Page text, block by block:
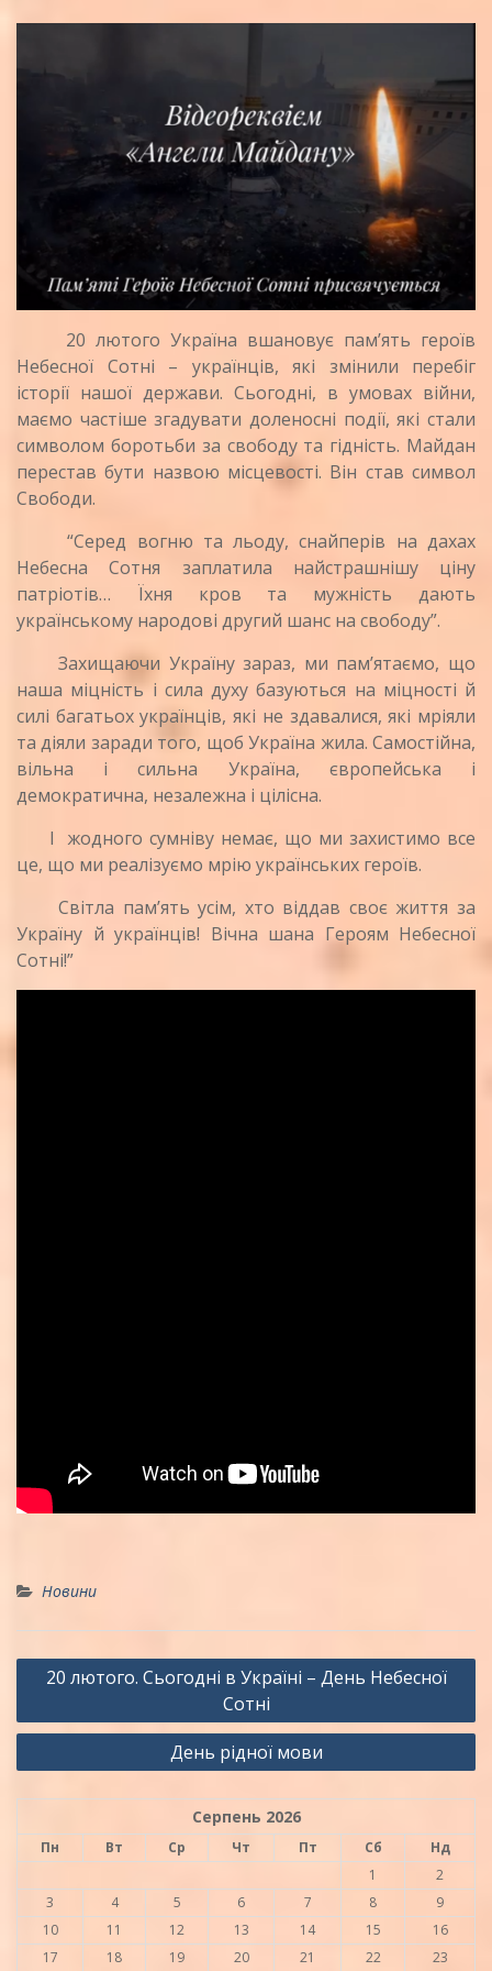
20 лютого Україна вшановує пам’ять героїв
Небесної Сотні – українців, які змінили перебіг
історії нашої держави. Сьогодні, в умовах війни,
маємо частіше згадувати доленосні події, які стали
символом боротьби за свободу та гідність. Майдан
перестав бути назвою місцевості. Він став символ
Свободи.
“Серед вогню та льоду, снайперів на дахах
Небесна Сотня заплатила найстрашнішу ціну
патріотів… Їхня кров та мужність дають
українському народові другий шанс на свободу”.
Захищаючи Україну зараз, ми пам’ятаємо, що
наша міцність і сила духу базуються на міцності й
силі багатьох українців, які не здавалися, які мріяли
та діяли заради того, щоб Україна жила. Самостійна,
вільна і сильна Україна, європейська і
демократична, незалежна і цілісна.
І жодного сумніву немає, що ми захистимо все
це, що ми реалізуємо мрію українських героїв.
Світла пам’ять усім, хто віддав своє життя за
Україну й українців! Вічна шана Героям Небесної
Сотні!”
Новини
Навігація
20 лютого. Сьогодні в Україні – День Небесної
Сотні
День рідної мови
Серпень 2026
Пн Вт Ср Чт Пт Сб
Нд
1
2
3
4 5 6 7 8
9
10
11 12 13 14 15
16
17
18 19 20 21 22 23